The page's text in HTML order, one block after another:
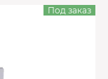
Под заказ